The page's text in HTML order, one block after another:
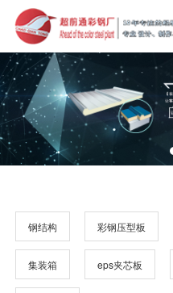
首页 产品展示 公司介绍 企业动态
钢结构 彩钢压型板
集装箱 eps夹芯板